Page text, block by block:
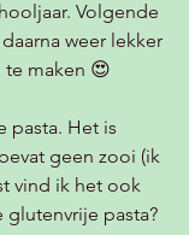
Volgende
weer lekker
te maken 😍
pasta. Het is
geen zooi (ik
vind ik het ook
glutenvrije pasta?